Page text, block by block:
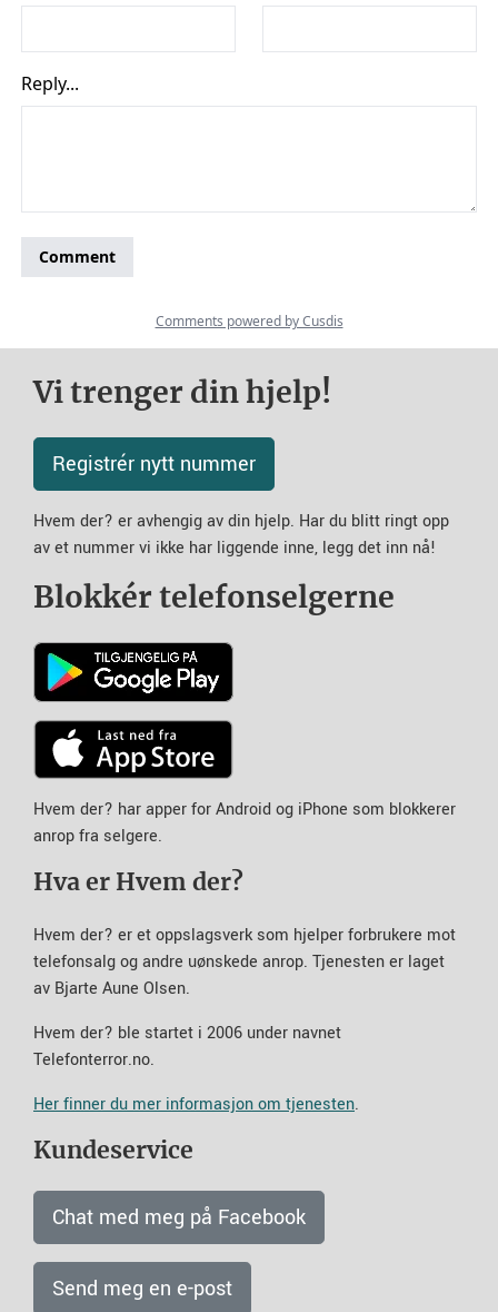
Vi trenger din hjelp!
Registrér nytt nummer
Hvem der? er avhengig av din hjelp. Har du blitt ringt opp
av et nummer vi ikke har liggende inne, legg det inn nå!
Blokkér telefonselgerne
Hvem der? har apper for Android og iPhone som blokkerer
anrop fra selgere.
Hva er Hvem der?
Hvem der? er et oppslagsverk som hjelper forbrukere mot
telefonsalg og andre uønskede anrop. Tjenesten er laget
av Bjarte Aune Olsen.
Hvem der? ble startet i 2006 under navnet
Telefonterror.no.
Her finner du mer informasjon om tjenesten.
Kundeservice
Chat med meg på Facebook
Send meg en e-post